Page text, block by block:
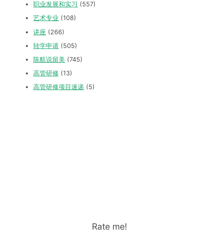
职业发展和实习 (557)
艺术专业 (108)
讲座 (266)
转学申请 (505)
陈航说留美 (745)
高管研修 (13)
高管研修项目速递 (5)
Rate me!